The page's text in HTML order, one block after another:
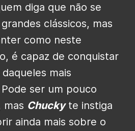
diga que não se
clássicos, mas
como neste
é capaz de conquistar
mais
ser um pouco
mas Chuckyte instiga
ainda mais sobre o